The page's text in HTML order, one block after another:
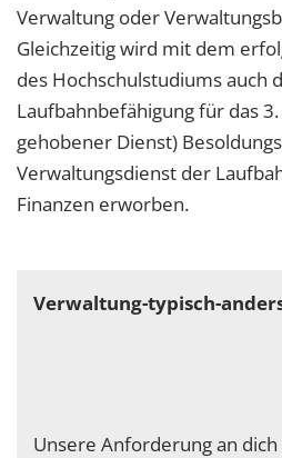
Verwaltung oder
Gleichzeitig wird mit dem
des Hochschulstudiums auch
Laufbahnbefähigung für das
gehobener Dienst)
Verwaltungsdienst der
Finanzen erworben.
Verwaltung-typisch-
Unsere Anforderung an